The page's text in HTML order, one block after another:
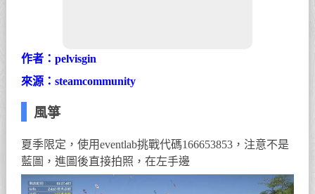
作者：pelvisgin
來源：steamcommunity
風箏
夏季限定，使用eventlab挑戰代碼166653853，注意不是
藍圖，進圖後直接拍照，在左手邊